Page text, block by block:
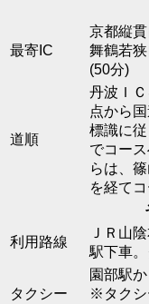
最寄IC
京都縦
舞鶴若
(50分)
道順
丹波Ｉ
点から
標識に
でコー
らは、
を経てコ
利用路線
ＪＲ山
駅下車
タクシー
園部駅
※タクシ